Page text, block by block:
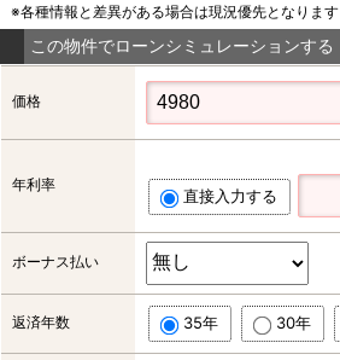
※各種情報と差異がある場合は現況優先となります
この物件でローンシミュレーションする
価格
年利率
直接入力する
ボーナス払い
返済年数 35年 30年